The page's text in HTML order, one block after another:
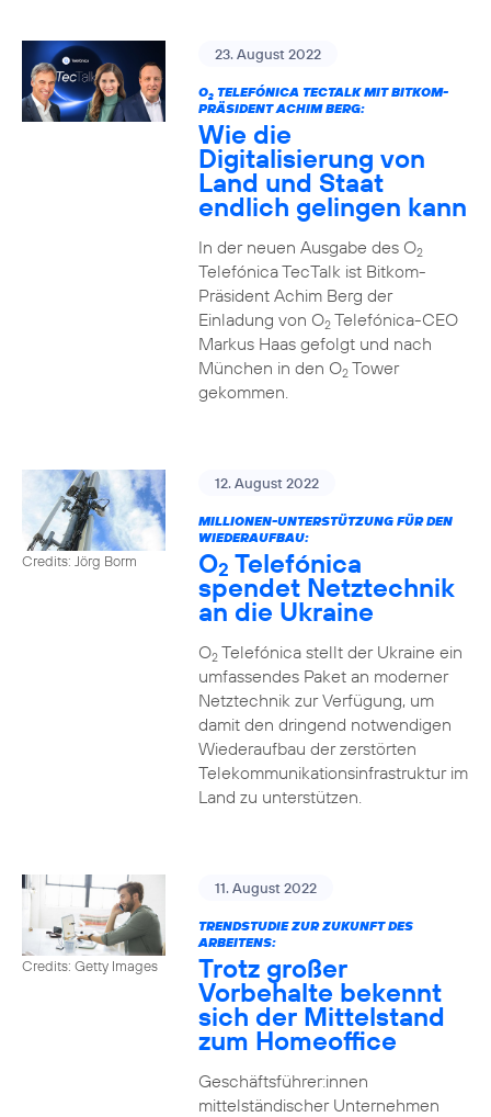
23. August 2022
O2TELEFÓNICA TECTALK MIT BITKOM-
PRÄSIDENT ACHIM BERG:
Wie die
Digitalisierung von
Land und Staat
endlich gelingen kann
In der neuen Ausgabe des O2
Telefónica TecTalk ist Bitkom-
Präsident Achim Berg der
Einladung von O2Telefónica-CEO
Markus Haas gefolgt und nach
München in den O2Tower
gekommen.
Credits: Jörg Borm
12. August 2022
MILLIONEN-UNTERSTÜTZUNG FÜR DEN
WIEDERAUFBAU:
O2 Telefónica
spendet Netztechnik
an die Ukraine
O2Telefónica stellt der Ukraine ein
umfassendes Paket an moderner
Netztechnik zur Verfügung, um
damit den dringend notwendigen
Wiederaufbau der zerstörten
Telekommunikationsinfrastruktur im
Land zu unterstützen.
Credits: Getty Images
11. August 2022
TRENDSTUDIE ZUR ZUKUNFT DES
ARBEITENS:
Trotz großer
Vorbehalte bekennt
sich der Mittelstand
zum Homeoffice
Geschäftsführer:innen
mittelständischer Unternehmen